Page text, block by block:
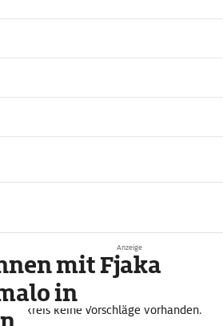
Umkreis keine Vorschläge vorhanden.
Anzeige
mit Fjaka
in